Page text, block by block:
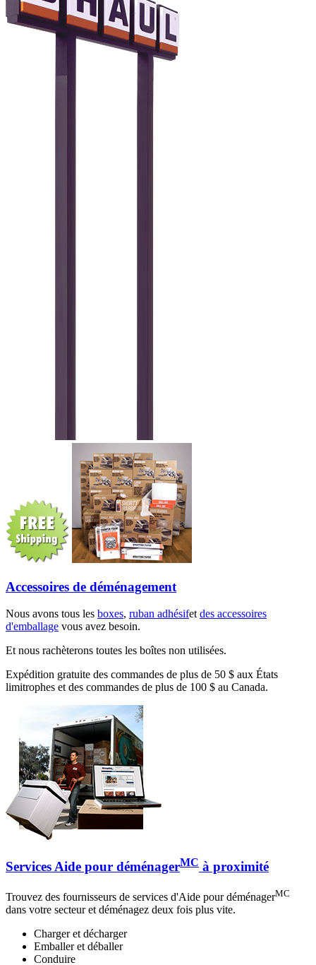
Accessoires de déménagement
Nous avons tous les boxes, ruban adhésifetdes accessoires
d'emballage vous avez besoin.
Et nous rachèterons toutes les boîtes non utilisées.
Expédition gratuite des commandes de plus de 50 $ aux États
limitrophes et des commandes de plus de 100 $ au Canada.
Services Aide pour déménagerMC à proximité
Trouvez des fournisseurs de services d'Aide pour déménagerMC
dans votre secteur et déménagez deux fois plus vite.
Charger et décharger
Emballer et déballer
Conduire